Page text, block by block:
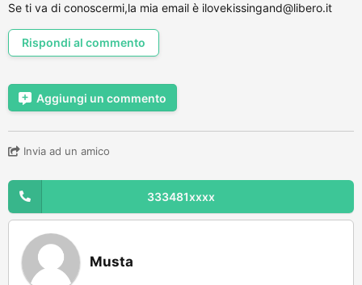
Se ti va di conoscermi,la mia email è ilovekissingand@libero.it
Rispondi al commento
Aggiungi un commento
Invia ad un amico
333481xxxx
Musta